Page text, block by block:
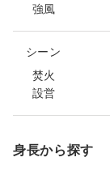
強風
シーン
焚火
設営
身長から探す